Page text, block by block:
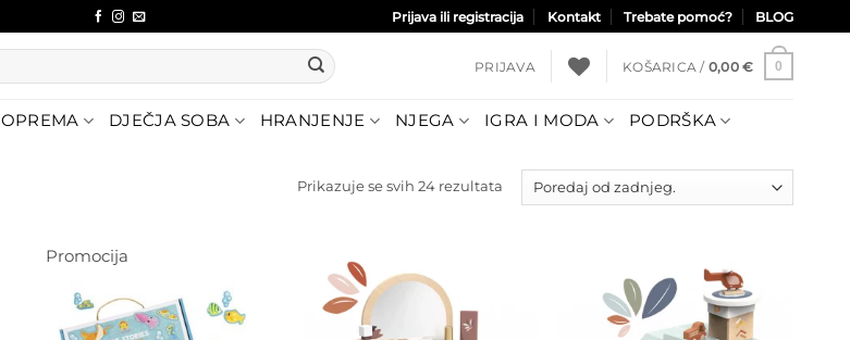
Prijava ili registracija Kontakt Trebate pomoć? BLOG
PRIJAVA KOŠARICA / 0,00 € 0
OPREMA DJEČJA SOBA HRANJENJE NJEGA IGRA I MODA PODRŠKA
Prikazuje se svih 24 rezultata Poredano
Promocija
Dodajte
na listu
Dodajte
na listu
želja